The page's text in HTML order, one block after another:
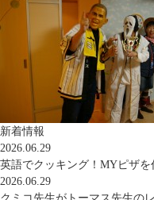
新着情報
2026.06.29
英語でクッキング！MYピザを
2026.06.29